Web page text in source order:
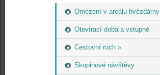
Omezení v areálu hvězdárny
Otevírací doba a vstupné
Cestovní ruch »
Skupinové návštěvy